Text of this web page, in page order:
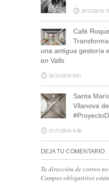
26/12/2019,
Café
una antigua gestoría
en Valls
26/12/2019, 8:01
Santa
Vilanova
21/11/2019, 8:30
DEJA TU COMENTARIO
Tu dirección de correo
Campos obligatirios